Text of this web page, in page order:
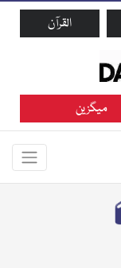
القرآن
میگزین